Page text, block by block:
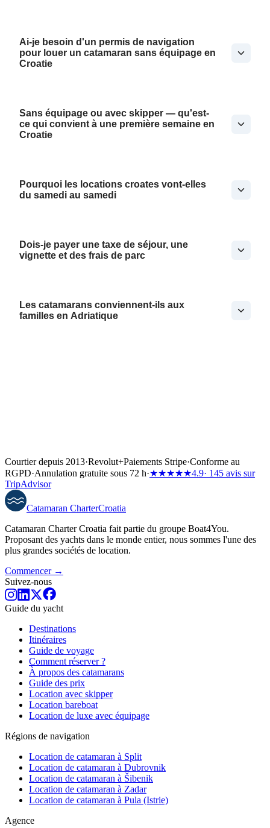
Ai-je besoin d'un permis de navigation
pour louer un catamaran sans équipage en
Croatie
Sans équipage ou avec skipper — qu'est-
ce qui convient à une première semaine en
Croatie
Pourquoi les locations croates vont-elles
du samedi au samedi
Dois-je payer une taxe de séjour, une
vignette et des frais de parc
Les catamarans conviennent-ils aux
familles en Adriatique
Courtier depuis 2013·Revolut+Paiements Stripe·Conforme au
RGPD·Annulation gratuite sous 72 h·★★★★★4.9· 145 avis sur
TripAdvisor
Catamaran CharterCroatia
Catamaran Charter Croatia fait partie du groupe Boat4You.
Proposant des yachts dans le monde entier, nous sommes l'une des
plus grandes sociétés de location.
Commencer →
Suivez-nous
Guide du yacht
Destinations
Itinéraires
Guide de voyage
Comment réserver ?
À propos des catamarans
Guide des prix
Location avec skipper
Location bareboat
Location de luxe avec équipage
Régions de navigation
Location de catamaran à Split
Location de catamaran à Dubrovnik
Location de catamaran à Šibenik
Location de catamaran à Zadar
Location de catamaran à Pula (Istrie)
Agence